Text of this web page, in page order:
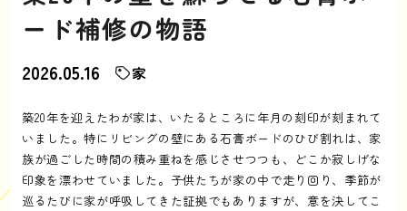
ード補修の物語
2026.05.16 家
築20年を迎えたわが家は、いたるところに年月の刻印が刻まれて
いました。特にリビングの壁にある石膏ボードのひび割れは、家
族が過ごした時間の積み重ねを感じさせつつも、どこか寂しげな
印象を漂わせていました。子供たちが家の中で走り回り、季節が
巡るたびに家が呼吸してきた証拠でもありますが、意を決してこ